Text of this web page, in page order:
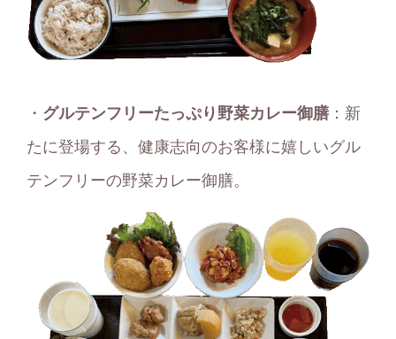
・ グルテンフリーたっぷり野菜カレー御膳：新
たに登場する、健康志向のお客様に嬉しいグル
テンフリーの野菜カレー御膳。